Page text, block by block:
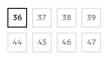
36 37 38 39
44 45 46 47